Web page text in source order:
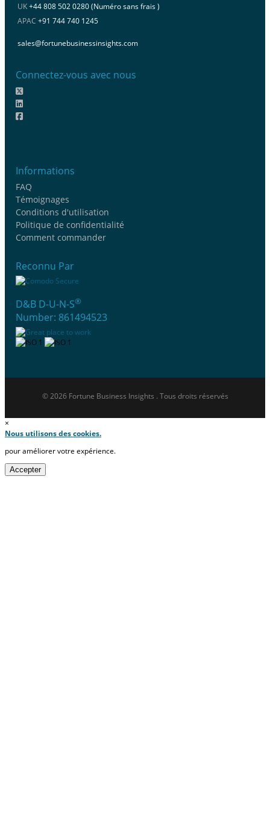
UK+44 808 502 0280 (Numéro sans frais )
APAC +91 744 740 1245
sales@fortunebusinessinsights.com
Connectez-vous avec nous
Informations
FAQ
Témoignages
Conditions d'utilisation
Politique de confidentialité
Comment commander
Reconnu Par
D&B D-U-N-S®
Number: 861494523
© 2026 Fortune Business Insights . Tous droits réservés
×
Nous utilisons des cookies.
pour améliorer votre expérience.
Accepter